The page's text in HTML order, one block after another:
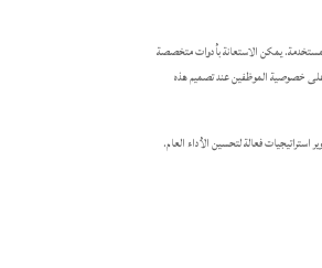
يمكن الاستعانة بأدوات متخصصة
خصوصية الموظفين عند تصميم هذه
فعالة لتحسين الأداء العام.